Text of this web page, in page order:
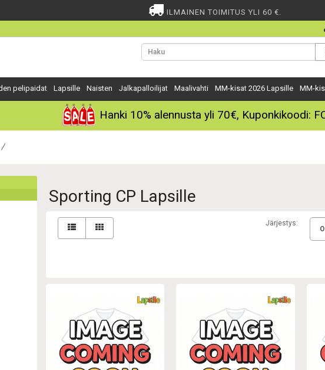
ILMAINEN TOIMITUS YLI 60 €.
pelipaidat Lapsille Naisten Jalkapalloilijat Maalivahti MM-kisat 2026 Lapsille MM-
Hanki 10% alennusta yli 70€, Kuponkikoodi:
Sporting CP Lapsille
Järjestys: